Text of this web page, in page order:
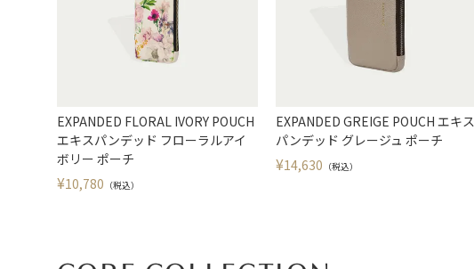
EXPANDED FLORAL IVORY POUCH
エキスパンデッド フローラルアイ
ボリー ポーチ
¥10,780 （税込）
EXPANDED GREIGE POUCH エキス
パンデッド グレージュ ポーチ
¥14,630 （税込）